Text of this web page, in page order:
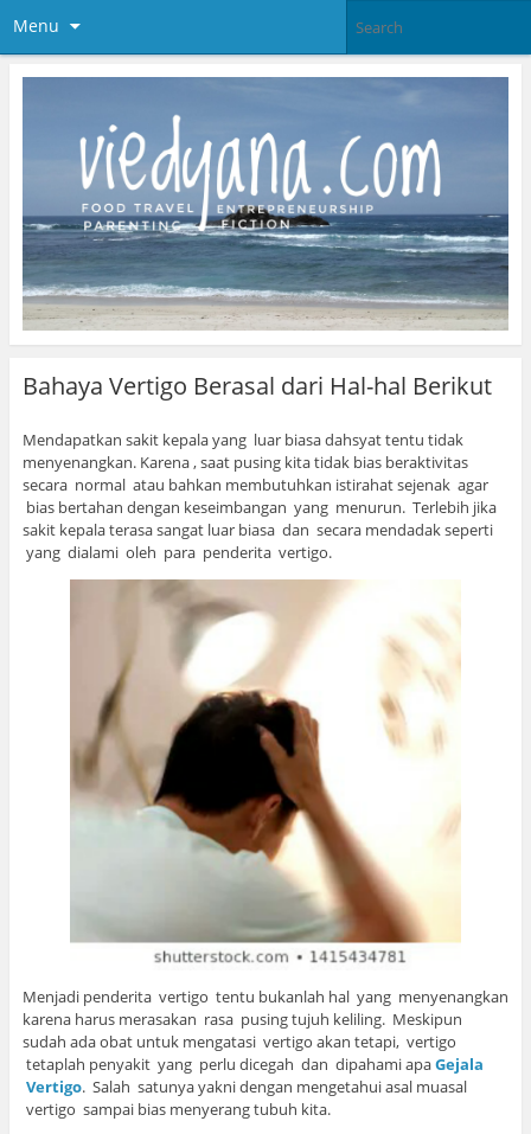
Menu
Bahaya Vertigo Berasal dari Hal-hal Berikut
Mendapatkan sakit kepala yang luar biasa dahsyat tentu tidak
menyenangkan. Karena , saat pusing kita tidak bias beraktivitas
secara normal atau bahkan membutuhkan istirahat sejenak agar
bias bertahan dengan keseimbangan yang menurun. Terlebih jika
sakit kepala terasa sangat luar biasa dan secara mendadak seperti
yang dialami oleh para penderita vertigo.
Menjadi penderita vertigo tentu bukanlah hal yang menyenangkan
karena harus merasakan rasa pusing tujuh keliling. Meskipun
sudah ada obat untuk mengatasi vertigo akan tetapi, vertigo
tetaplah penyakit yang perlu dicegah dan dipahami apaGejala
Vertigo. Salah satunya yakni dengan mengetahui asal muasal
vertigo sampai bias menyerang tubuh kita.